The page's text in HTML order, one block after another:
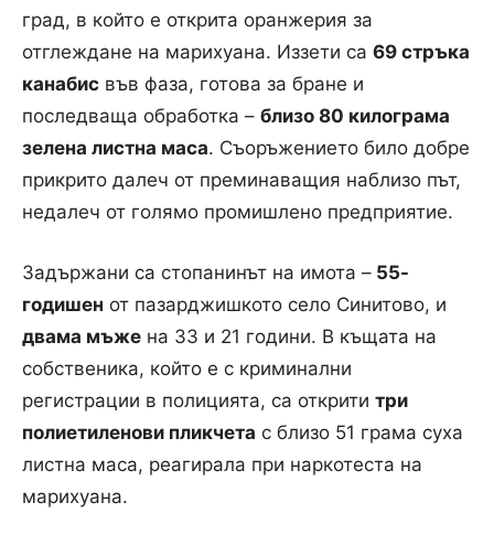
град, в който е открита оранжерия за
отглеждане на марихуана. Иззети са 69 стръка
канабис във фаза, готова за бране и
последваща обработка – близо 80 килограма
зелена листна маса. Съоръжението било добре
прикрито далеч от преминаващия наблизо път,
недалеч от голямо промишлено предприятие.
Задържани са стопанинът на имота – 55-
годишен от пазарджишкото село Синитово, и
двама мъже на 33 и 21 години. В къщата на
собственика, който е с криминални
регистрации в полицията, са открити три
полиетиленови пликчета с близо 51 грама суха
листна маса, реагирала при наркотеста на
марихуана.